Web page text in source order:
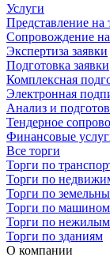
Услуги
Представление на
Сопровождение на
Экспертиза заявки
Подготовка заявки
Комплексная
Электронная
Анализ и
Тендерное
Финансовые
Все торги
Торги по
Торги по
Торги по
Торги по
Торги по
Торги по зданиям
О компании